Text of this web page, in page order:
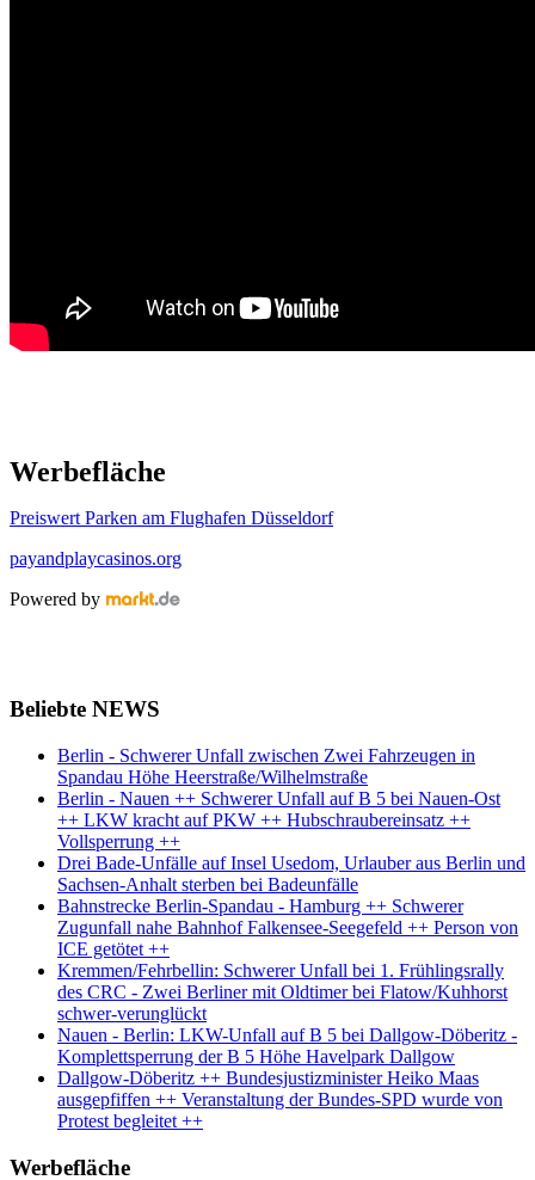
Werbefläche
Preiswert Parken am Flughafen Düsseldorf
payandplaycasinos.org
Powered by
Beliebte NEWS
Berlin - Schwerer Unfall zwischen Zwei Fahrzeugen in
Spandau Höhe Heerstraße/Wilhelmstraße
Berlin - Nauen ++ Schwerer Unfall auf B 5 bei Nauen-Ost
++ LKW kracht auf PKW ++ Hubschraubereinsatz ++
Vollsperrung ++
Drei Bade-Unfälle auf Insel Usedom, Urlauber aus Berlin und
Sachsen-Anhalt sterben bei Badeunfälle
Bahnstrecke Berlin-Spandau - Hamburg ++ Schwerer
Zugunfall nahe Bahnhof Falkensee-Seegefeld ++ Person von
ICE getötet ++
Kremmen/Fehrbellin: Schwerer Unfall bei 1. Frühlingsrally
des CRC - Zwei Berliner mit Oldtimer bei Flatow/Kuhhorst
schwer-verunglückt
Nauen - Berlin: LKW-Unfall auf B 5 bei Dallgow-Döberitz -
Komplettsperrung der B 5 Höhe Havelpark Dallgow
Dallgow-Döberitz ++ Bundesjustizminister Heiko Maas
ausgepfiffen ++ Veranstaltung der Bundes-SPD wurde von
Protest begleitet ++
Werbefläche